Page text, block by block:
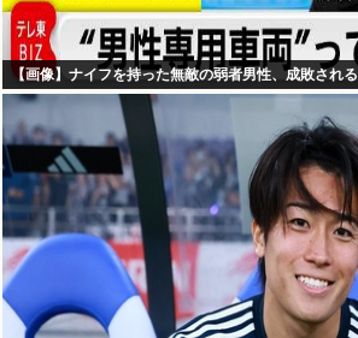
【画像】ナイフを持った無敵の弱者男性、成敗される